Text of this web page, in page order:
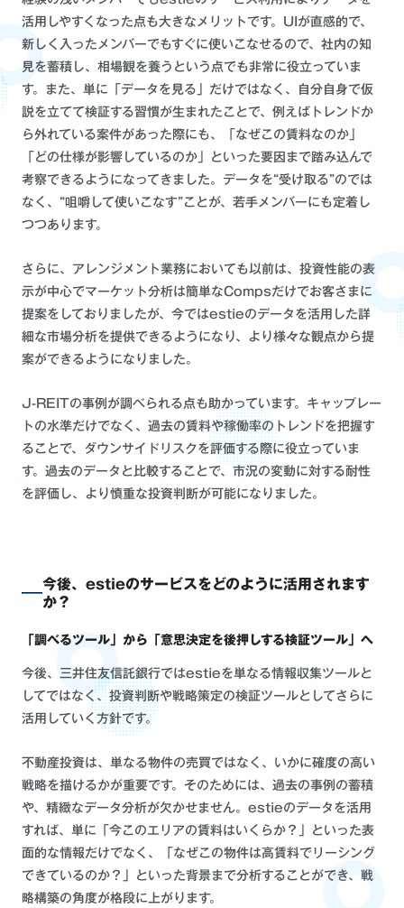
活用しやすくなった点も大きなメリットです。UIが直感的で、
新しく入ったメンバーでもすぐに使いこなせるので、社内の知
見を蓄積し、相場観を養うという点でも非常に役立っていま
す。また、単に「データを見る」だけではなく、自分自身で仮
説を立てて検証する習慣が生まれたことで、例えばトレンドか
ら外れている案件があった際にも、「なぜこの賃料なのか」
「どの仕様が影響しているのか」といった要因まで踏み込んで
考察できるようになってきました。データを“受け取る”のでは
なく、“咀嚼して使いこなす”ことが、若手メンバーにも定着し
つつあります。
さらに、アレンジメント業務においても以前は、投資性能の表
示が中心でマーケット分析は簡単なCompsだけでお客さまに
提案をしておりましたが、今ではestieのデータを活用した詳
細な市場分析を提供できるようになり、より様々な観点から提
案ができるようになりました。
J-REITの事例が調べられる点も助かっています。キャップレー
トの水準だけでなく、過去の賃料や稼働率のトレンドを把握す
ることで、ダウンサイドリスクを評価する際に役立っていま
す。過去のデータと比較することで、市況の変動に対する耐性
を評価し、より慎重な投資判断が可能になりました。
今後、estieのサービスをどのように活用されます
か？
「調べるツール」から「意思決定を後押しする検証ツール」へ
今後、三井住友信託銀行ではestieを単なる情報収集ツールと
してではなく、投資判断や戦略策定の検証ツールとしてさらに
活用していく方針です。
不動産投資は、単なる物件の売買ではなく、いかに確度の高い
戦略を描けるかが重要です。そのためには、過去の事例の蓄積
や、精緻なデータ分析が欠かせません。estieのデータを活用
すれば、単に「今このエリアの賃料はいくらか？」といった表
面的な情報だけでなく、「なぜこの物件は高賃料でリーシング
できているのか？」といった背景まで分析することができ、戦
略構築の角度が格段に上がります。